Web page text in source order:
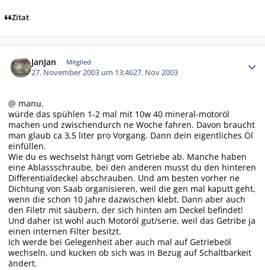
Zitat
JanJan Mitglied
27. November 2003 um 13:4627. Nov 2003
@ manu.
würde das spühlen 1-2 mal mit 10w 40 mineral-motoröl
machen und zwischendurch ne Woche fahren. Davon braucht
man glaub ca 3,5 liter pro Vorgang. Dann dein eigentliches Öl
einfüllen.
Wie du es wechselst hängt vom Getriebe ab. Manche haben
eine Ablassschraube, bei den anderen musst du den hinteren
Differentialdeckel abschrauben. Und am besten vorher ne
Dichtung von Saab organisieren, weil die gen mal kaputt geht,
wenn die schon 10 Jahre dazwischen klebt. Dann aber auch
den Filetr mit säubern, der sich hinten am Deckel befindet!
Und daher ist wohl auch Motoröl gut/serie, weil das Getribe ja
einen internen Filter besitzt.
Ich werde bei Gelegenheit aber auch mal auf Getriebeöl
wechseln, und kucken ob sich was in Bezug auf Schaltbarkeit
ändert.